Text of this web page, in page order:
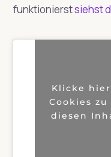
funktionierstsiehst
Klicke
Cookies
diesen